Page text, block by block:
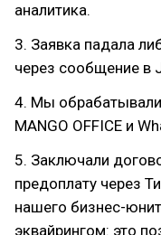
аналитика.
3. Заявка падала
через сообщение в
4. Мы
MANGO OFFICE и
5. Заключали
предоплату через
нашего бизнес-
эквайрингом: это